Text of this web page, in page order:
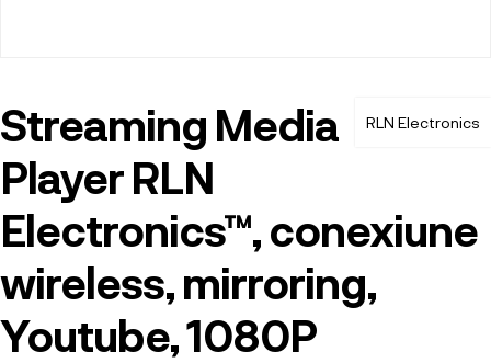
RLN Electronics
Streaming Media
Player RLN
Electronics™, conexiune
wireless, mirroring,
Youtube, 1080P